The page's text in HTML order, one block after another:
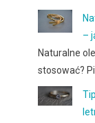
–
Naturalne
stosować?